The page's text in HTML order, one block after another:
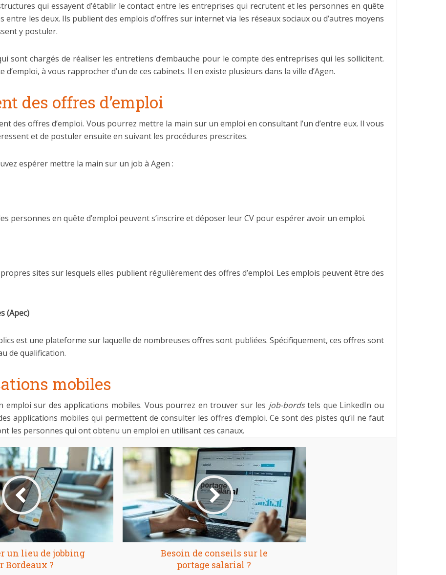
qui essayent d’établir le contact entre les entreprises qui recrutent et les personnes en quête
entre les deux. Ils publient des emplois d’offres sur internet via les réseaux sociaux ou d’autres moyens
y postuler.
sont chargés de réaliser les entretiens d’embauche pour le compte des entreprises qui les sollicitent.
d’emploi, à vous rapprocher d’un de ces cabinets. Il en existe plusieurs dans la ville d’Agen.
des offres d’emploi
des offres d’emploi. Vous pourrez mettre la main sur un emploi en consultant l’un d’entre eux. Il vous
et de postuler ensuite en suivant les procédures prescrites.
espérer mettre la main sur un job à Agen :
personnes en quête d’emploi peuvent s’inscrire et déposer leur CV pour espérer avoir un emploi.
sites sur lesquels elles publient régulièrement des offres d’emploi. Les emplois peuvent être des
(Apec)
est une plateforme sur laquelle de nombreuses offres sont publiées. Spécifiquement, ces offres sont
de qualification.
mobiles
emploi sur des applications mobiles. Vous pourrez en trouver sur les job-bordstels que LinkedIn ou
applications mobiles qui permettent de consulter les offres d’emploi. Ce sont des pistes qu’il ne faut
les personnes qui ont obtenu un emploi en utilisant ces canaux.
un lieu de jobbing
Bordeaux ?
Besoin de conseils sur le
portage salarial ?